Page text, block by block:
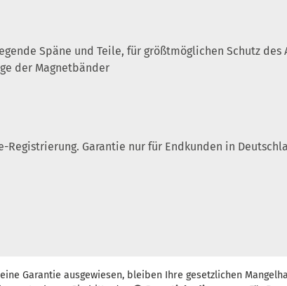
Späne und Teile, für größtmöglichen Schutz des
der Magnetbänder
Garantie nur für Endkunden in
Garantie ausgewiesen, bleiben Ihre gesetzlichen